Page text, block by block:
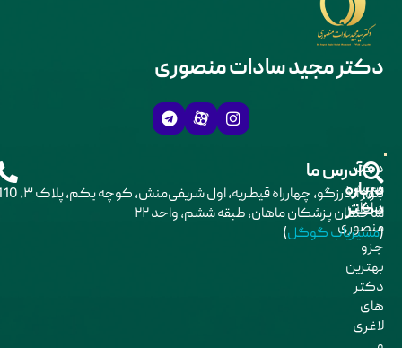
دکتر مجید سادات منصوری
درباره
دکتر
دکتر
مجید
سادات
منصوری
جزو
بهترین
دکتر
های
لاغری
آدرس ما
بلوار اندرزگو، چهارراه قیطریه، اول شریفی‌منش، کوچه یکم، پلاک ۳،
ساختمان پزشکان ماهان، طبقه ششم، واحد ۲۲
(مسیریاب گوگل)
21 98+